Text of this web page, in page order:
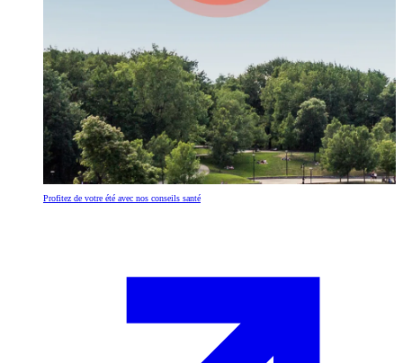
Profitez de votre été avec nos conseils santé